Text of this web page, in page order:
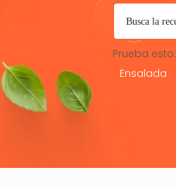
Prueba esto:
Ensalada